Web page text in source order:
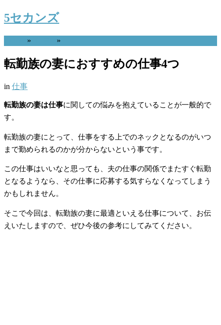
5セカンズ
» »
転勤族の妻におすすめの仕事4つ
in 仕事
転勤族の妻は仕事に関しての悩みを抱えていることが一般的で
す。
転勤族の妻にとって、仕事をする上でのネックとなるのがいつ
まで勤められるのかが分からないという事です。
この仕事はいいなと思っても、夫の仕事の関係でまたすぐ転勤
となるようなら、その仕事に応募する気すらなくなってしまう
かもしれません。
そこで今回は、転勤族の妻に最適といえる仕事について、お伝
えいたしますので、ぜひ今後の参考にしてみてください。